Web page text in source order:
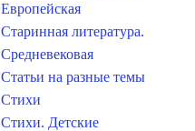
Европейская
Старинная литература.
Средневековая
Статьи на разные темы
Стихи
Стихи. Детские